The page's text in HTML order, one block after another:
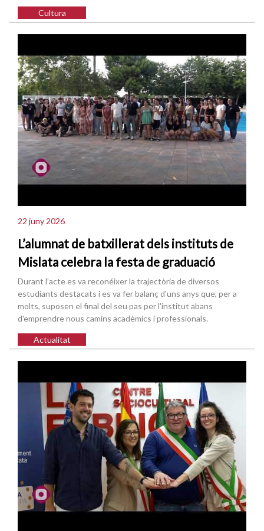
Cultura
22 juny 2026
L’alumnat de batxillerat dels instituts de
Mislata celebra la festa de graduació
Durant l’acte es va reconéixer la trajectòria de diversos
estudiants destacats i es va fer balanç d'uns anys que, per a
molts, suposen el final del seu pas per l'institut abans
d'emprendre nous camins acadèmics i professionals.
Actualitat